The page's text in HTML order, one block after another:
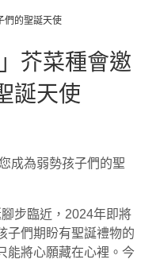
們的聖誕天使
芥菜種會邀
誕天使
步臨近，2024年即將
子們期盼有聖誕禮物的
能將心願藏在心裡。今